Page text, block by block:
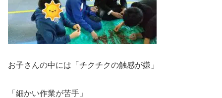
お子さんの中には「チクチクの触感が嫌」
「細かい作業が苦手」